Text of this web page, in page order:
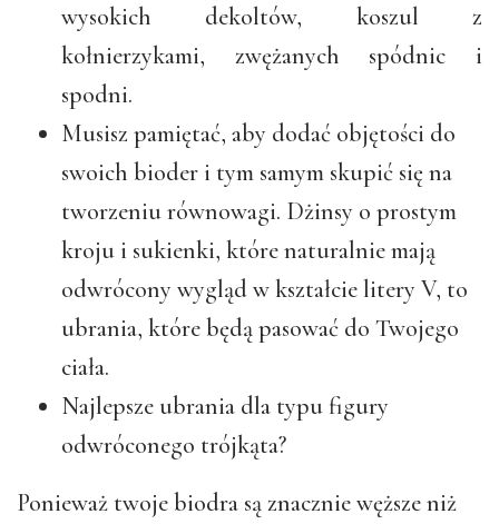
wysokich dekoltów, koszul z
kołnierzykami, zwężanych spódnic i
spodni.
Musisz pamiętać, aby dodać objętości do
swoich bioder i tym samym skupić się na
tworzeniu równowagi. Dżinsy o prostym
kroju i sukienki, które naturalnie mają
odwrócony wygląd w kształcie litery V, to
ubrania, które będą pasować do Twojego
ciała.
Najlepsze ubrania dla typu figury
odwróconego trójkąta?
Ponieważ twoje biodra są znacznie węższe niż